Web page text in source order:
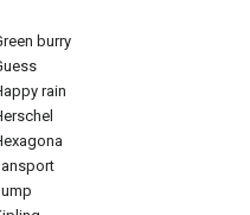
green burry
guess
happy rain
herschel
hexagona
jansport
jump